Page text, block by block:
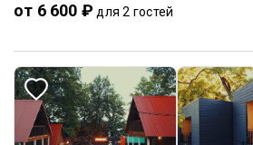
от 6 600 ₽ для 2 гостей